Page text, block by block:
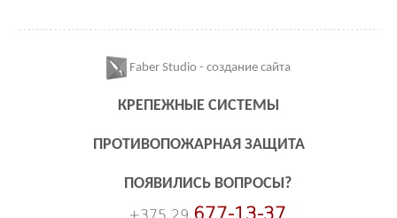
Faber Studio - создание сайта
КРЕПЕЖНЫЕ СИСТЕМЫ
ПРОТИВОПОЖАРНАЯ ЗАЩИТА
ПОЯВИЛИСЬ ВОПРОСЫ?
677-13-37